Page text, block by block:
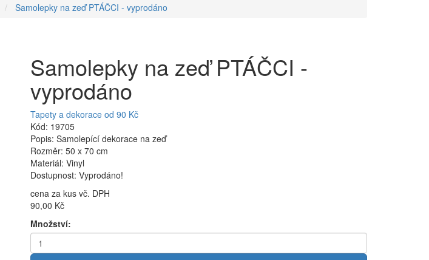
Samolepky na zeď PTÁČCI - vyprodáno
Samolepky na zeď PTÁČCI -
vyprodáno
Tapety a dekorace od 90 Kč
Kód: 19705
Popis: Samolepící dekorace na zeď
Rozměr: 50 x 70 cm
Materiál: Vinyl
Dostupnost: Vyprodáno!
cena za kus vč. DPH
90,00 Kč
Množství: